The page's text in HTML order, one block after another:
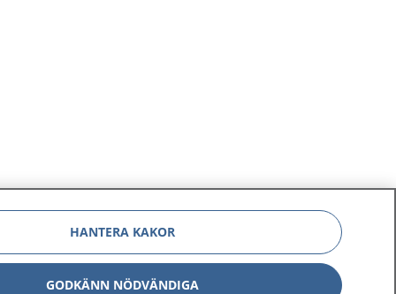
HANTERA KAKOR
GODKÄNN NÖDVÄNDIGA